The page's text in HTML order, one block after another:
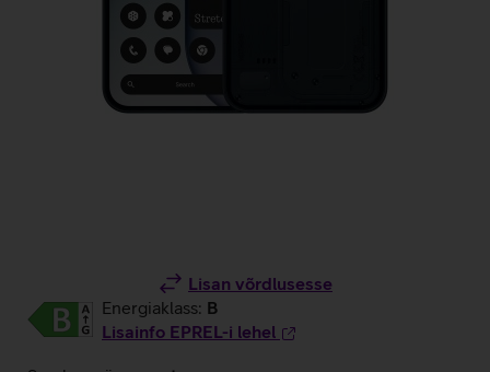
Lisan võrdlusesse
Energiaklass: B
Lisainfo EPREL-i lehel